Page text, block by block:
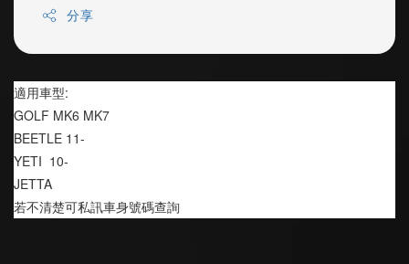
分享
適用車型:
GOLF MK6 MK7
BEETLE 11-
YETI  10-
JETTA
若不清楚可私訊車身號碼查詢